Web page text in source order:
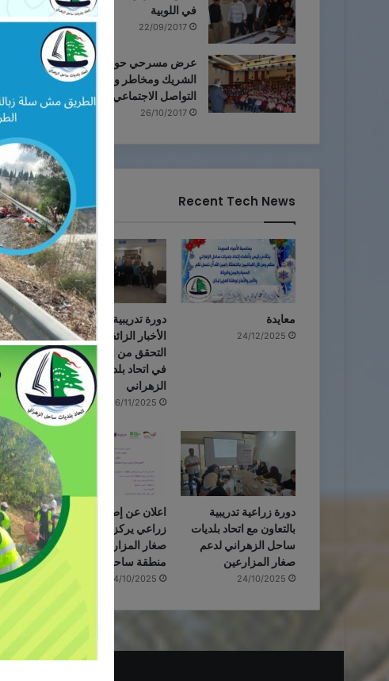
في اللوبية
22/09/2017
عرض مسرحي حول اختيار
الشريك ومخاطر وسائل
التواصل الاجتماعي في البابلية
26/10/2017
Recent Tech News
معايدة
24/12/2025
دورة تدريبية حول مخاطر
الأخبار الزائفة وأهمية
التحقق من المعلومات
في اتحاد بلديات ساحل
الزهراني
16/11/2025
دورة زراعية تدريبية
بالتعاون مع اتحاد بلديات
ساحل الزهراني لدعم
صغار المزارعين
24/10/2025
اعلان عن إطلاق مشروع
زراعي یركز على دعم
صغار المزارعین في
منطقة ساحل الزهراني
24/10/2025